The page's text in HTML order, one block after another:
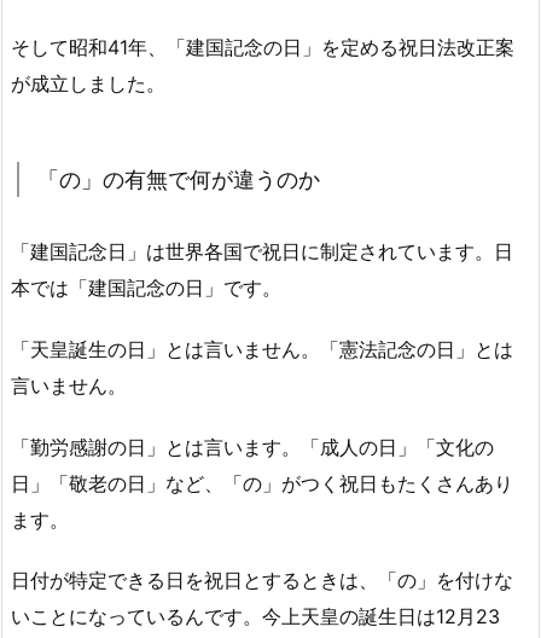
そして昭和41年、「建国記念の日」を定める祝日法改正案
が成立しました。
「の」の有無で何が違うのか
「建国記念日」は世界各国で祝日に制定されています。日
本では「建国記念の日」です。
「天皇誕生の日」とは言いません。「憲法記念の日」とは
言いません。
「勤労感謝の日」とは言います。「成人の日」「文化の
日」「敬老の日」など、「の」がつく祝日もたくさんあり
ます。
日付が特定できる日を祝日とするときは、「の」を付けな
いことになっているんです。今上天皇の誕生日は12月23